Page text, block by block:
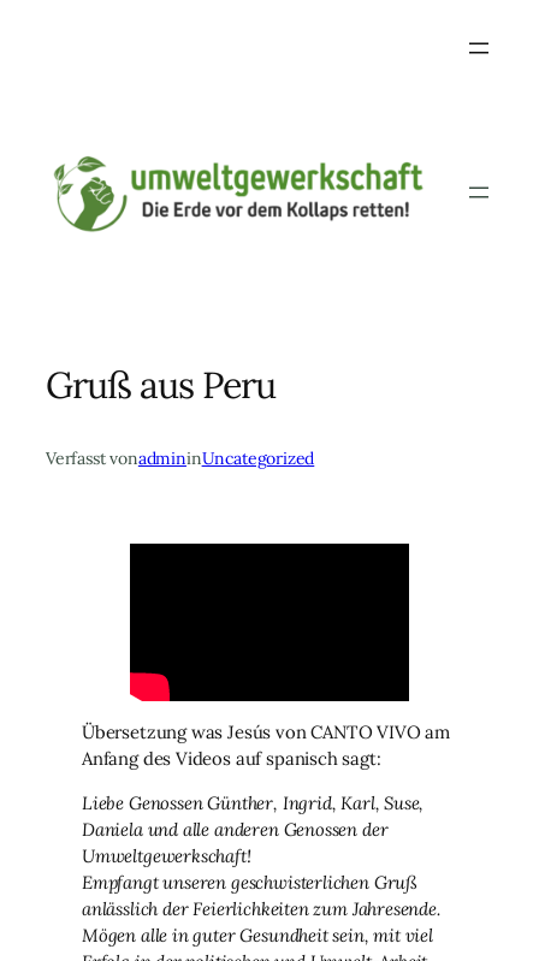
Gruß aus Peru
Verfasst vonadmininUncategorized
Übersetzung was Jesús von CANTO VIVO am
Anfang des Videos auf spanisch sagt:
Liebe Genossen Günther, Ingrid, Karl, Suse,
Daniela und alle anderen Genossen der
Umweltgewerkschaft!
Empfangt unseren geschwisterlichen Gruß
anlässlich der Feierlichkeiten zum Jahresende.
Mögen alle in guter Gesundheit sein, mit viel